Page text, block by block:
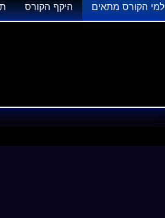
למי הקורס מתאים היקף הקורס